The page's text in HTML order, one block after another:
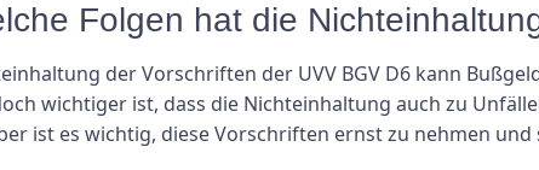
Folgen hat die
der Vorschriften der UVV BGV D6 kann
wichtiger ist, dass die Nichteinhaltung auch zu
ist es wichtig, diese Vorschriften ernst zu nehmen